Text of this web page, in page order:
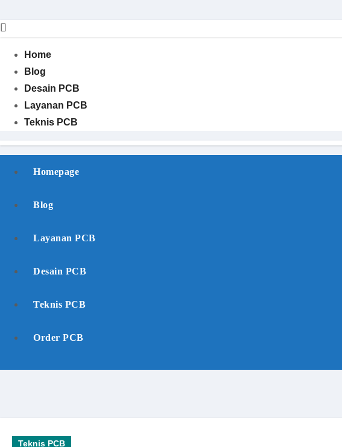
to
Home
Blog
Desain PCB
Layanan PCB
Teknis PCB
Homepage
Blog
Layanan PCB
Desain PCB
Teknis PCB
Order PCB
Teknis PCB